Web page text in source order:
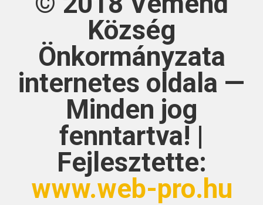
Község
Önkormányzata
internetes oldala —
Minden jog
fenntartva! |
Fejlesztette:
www.web-pro.hu